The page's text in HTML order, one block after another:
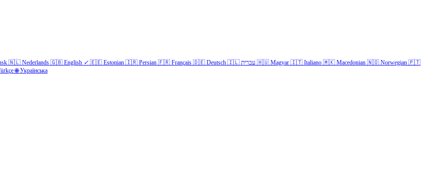
🇳🇱 Nederlands 🇬🇧 English ✓ 🇪🇪 Estonian 🇮🇷 Persian 🇫🇷 Français 🇩🇪 Deutsch 🇮🇱 עברית 🇭🇺 Magyar 🇮🇹 Italiano 🇲🇰 Macedonian 🇳🇴 Norwegian 🇵🇹
🌐 Українська